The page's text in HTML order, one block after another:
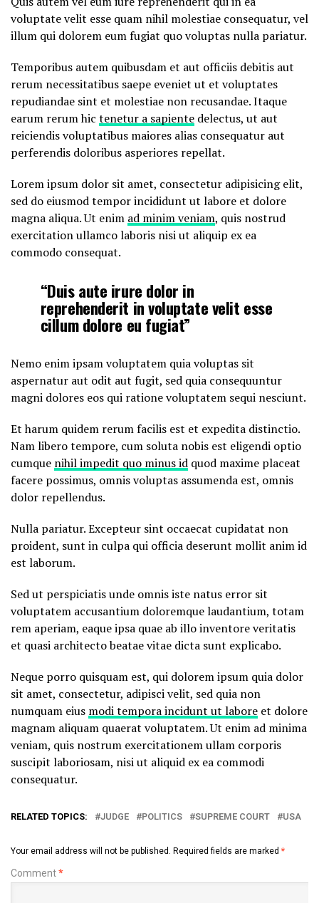
voluptate velit esse quam nihil molestiae consequatur, vel
illum qui dolorem eum fugiat quo voluptas nulla pariatur.
Temporibus autem quibusdam et aut officiis debitis aut
rerum necessitatibus saepe eveniet ut et voluptates
repudiandae sint et molestiae non recusandae. Itaque
earum rerum hic tenetur a sapiente delectus, ut aut
reiciendis voluptatibus maiores alias consequatur aut
perferendis doloribus asperiores repellat.
Lorem ipsum dolor sit amet, consectetur adipisicing elit,
sed do eiusmod tempor incididunt ut labore et dolore
magna aliqua. Ut enim ad minim veniam, quis nostrud
exercitation ullamco laboris nisi ut aliquip ex ea
commodo consequat.
“Duis aute irure dolor in
reprehenderit in voluptate velit esse
cillum dolore eu fugiat”
Nemo enim ipsam voluptatem quia voluptas sit
aspernatur aut odit aut fugit, sed quia consequuntur
magni dolores eos qui ratione voluptatem sequi nesciunt.
Et harum quidem rerum facilis est et expedita distinctio.
Nam libero tempore, cum soluta nobis est eligendi optio
cumque nihil impedit quo minus id quod maxime placeat
facere possimus, omnis voluptas assumenda est, omnis
dolor repellendus.
Nulla pariatur. Excepteur sint occaecat cupidatat non
proident, sunt in culpa qui officia deserunt mollit anim id
est laborum.
Sed ut perspiciatis unde omnis iste natus error sit
voluptatem accusantium doloremque laudantium, totam
rem aperiam, eaque ipsa quae ab illo inventore veritatis
et quasi architecto beatae vitae dicta sunt explicabo.
Neque porro quisquam est, qui dolorem ipsum quia dolor
sit amet, consectetur, adipisci velit, sed quia non
numquam eius modi tempora incidunt ut labore et dolore
magnam aliquam quaerat voluptatem. Ut enim ad minima
veniam, quis nostrum exercitationem ullam corporis
suscipit laboriosam, nisi ut aliquid ex ea commodi
consequatur.
RELATED TOPICS: JUDGE POLITICS SUPREME COURT USA
Your email address will not be published. Required fields are marked *
Comment*